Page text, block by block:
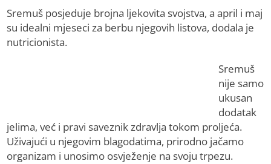
Sremuš posjeduje brojna ljekovita svojstva, a april i maj
su idealni mjeseci za berbu njegovih listova, dodala je
nutricionista.
Sremuš
nije samo
ukusan
dodatak
jelima, već i pravi saveznik zdravlja tokom proljeća.
Uživajući u njegovim blagodatima, prirodno jačamo
organizam i unosimo osvježenje na svoju trpezu.